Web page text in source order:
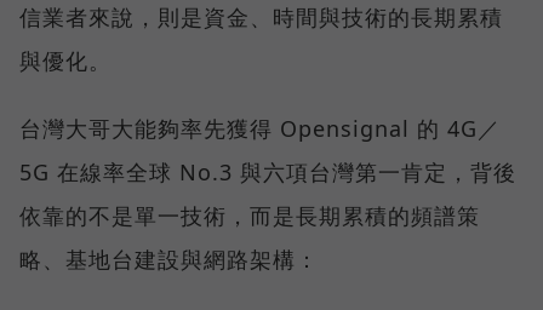
信業者來說，則是資金、時間與技術的長期累積
與優化。
台灣大哥大能夠率先獲得 Opensignal 的 4G／
5G 在線率全球 No.3 與六項台灣第一肯定，背後
依靠的不是單一技術，而是長期累積的頻譜策
略、基地台建設與網路架構：